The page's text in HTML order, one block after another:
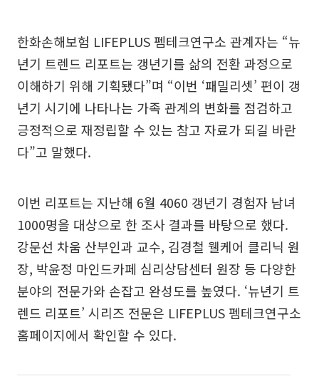
한화손해보험 LIFEPLUS 펨테크연구소 관계자는 “뉴
년기 트렌드 리포트는 갱년기를 삶의 전환 과정으로
이해하기 위해 기획됐다”며 “이번 ‘패밀리셋’ 편이 갱
년기 시기에 나타나는 가족 관계의 변화를 점검하고
긍정적으로 재정립할 수 있는 참고 자료가 되길 바란
다”고 말했다.
이번 리포트는 지난해 6월 4060 갱년기 경험자 남녀
1000명을 대상으로 한 조사 결과를 바탕으로 했다.
강문선 차움 산부인과 교수, 김경철 웰케어 클리닉 원
장, 박윤정 마인드카페 심리상담센터 원장 등 다양한
분야의 전문가와 손잡고 완성도를 높였다. ‘뉴년기 트
렌드 리포트’ 시리즈 전문은 LIFEPLUS 펨테크연구소
홈페이지에서 확인할 수 있다.